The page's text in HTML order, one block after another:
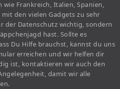
Frankreich, Italien, Spanien,
den vielen Gadgets zu sehr
der Datenschutz wichtig, sondern
hast. Sollte es
Du Hilfe brauchst, kannst du uns
erreichen und wir helfen dir
ist, kontaktieren wir auch den
damit wir alle